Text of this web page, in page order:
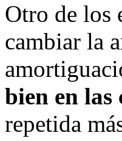
Otro de los
cambiar la
bien en
repetida